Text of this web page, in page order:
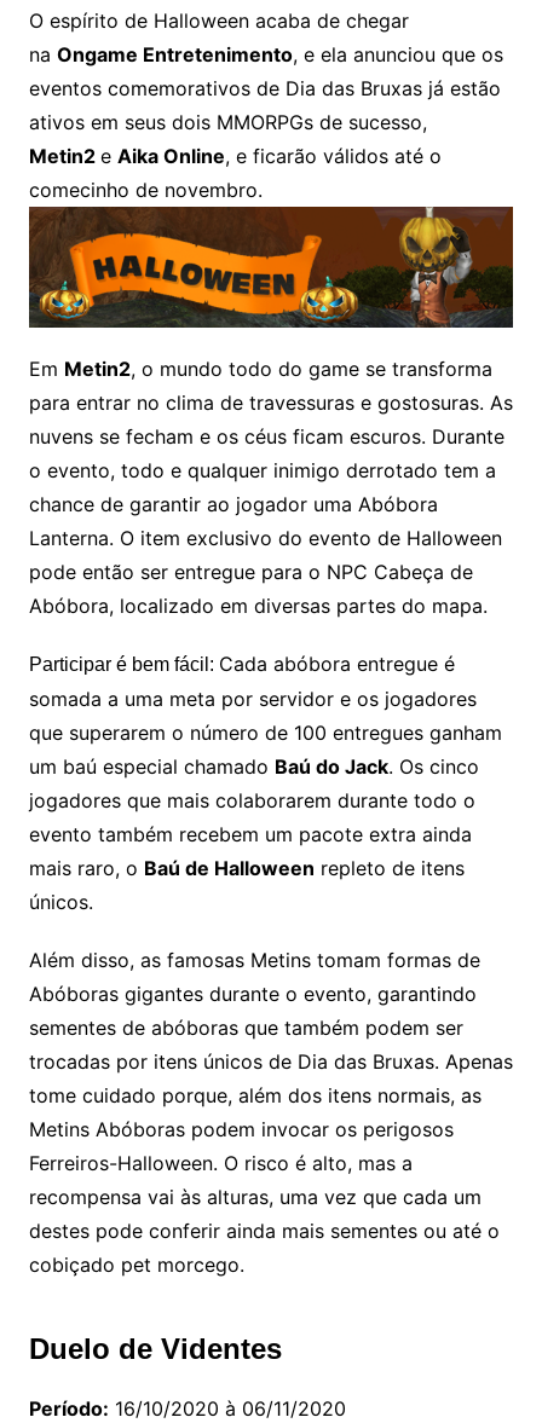
O espírito de Halloween acaba de chegar
na Ongame Entretenimento, e ela anunciou que os
eventos comemorativos de Dia das Bruxas já estão
ativos em seus dois MMORPGs de sucesso,
Metin2 e Aika Online, e ficarão válidos até o
comecinho de novembro.
Em Metin2, o mundo todo do game se transforma
para entrar no clima de travessuras e gostosuras. As
nuvens se fecham e os céus ficam escuros. Durante
o evento, todo e qualquer inimigo derrotado tem a
chance de garantir ao jogador uma Abóbora
Lanterna. O item exclusivo do evento de Halloween
pode então ser entregue para o NPC Cabeça de
Abóbora, localizado em diversas partes do mapa.
Participar é bem fácil: Cada abóbora entregue é
somada a uma meta por servidor e os jogadores
que superarem o número de 100 entregues ganham
um baú especial chamado Baú do Jack. Os cinco
jogadores que mais colaborarem durante todo o
evento também recebem um pacote extra ainda
mais raro, o Baú de Halloween repleto de itens
únicos.
Além disso, as famosas Metins tomam formas de
Abóboras gigantes durante o evento, garantindo
sementes de abóboras que também podem ser
trocadas por itens únicos de Dia das Bruxas. Apenas
tome cuidado porque, além dos itens normais, as
Metins Abóboras podem invocar os perigosos
Ferreiros-Halloween. O risco é alto, mas a
recompensa vai às alturas, uma vez que cada um
destes pode conferir ainda mais sementes ou até o
cobiçado pet morcego.
Duelo de Videntes
Período: 16/10/2020 à 06/11/2020